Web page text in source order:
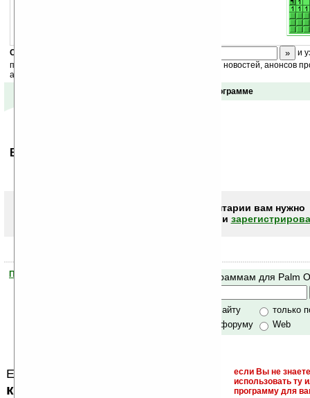
Скоро
и
получайте ежедневный или еженедельный дайджест новостей, анонсов
акций сайта на ваш почтовый ящик.
Отзывы о программе
Ваше мнение будет первым.
Чтобы писать комментарии вам нужно
или
Помогите Ладошкам стать лучше
Поиск по программам для Palm
только по сайту
только
по сайту и форуму
Web
Еще раз обращаем внимание, что
кейгены, кряки - лекарства,
если Вы не
использовать ту
программу для